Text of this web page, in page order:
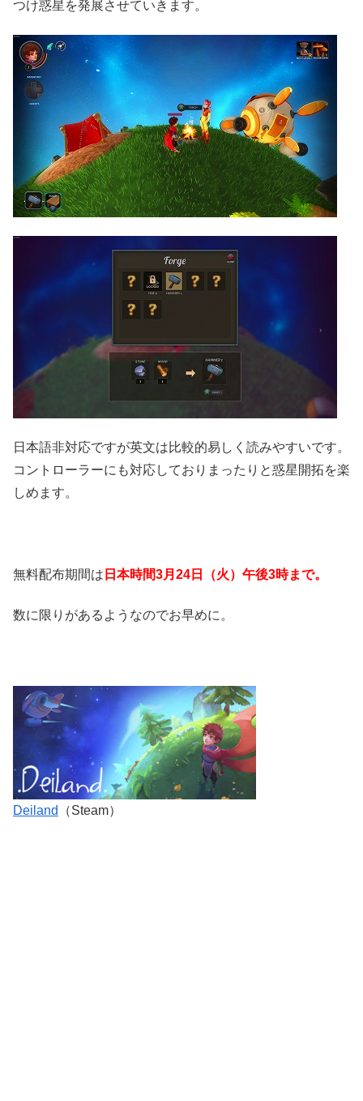
つけ惑星を発展させていきます。
日本語非対応ですが英文は比較的易しく読みやすいです。
コントローラーにも対応しておりまったりと惑星開拓を楽
しめます。
無料配布期間は 日本時間3月24日（火）午後3時まで。
数に限りがあるようなのでお早めに。
Deiland （Steam）